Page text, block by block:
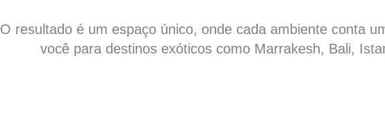
O resultado é um espaço único, onde cada ambiente conta
você para destinos exóticos como Marrakesh, Bali,